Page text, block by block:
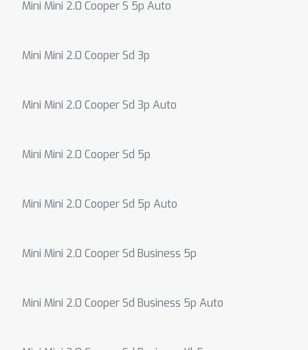
Mini Mini 2.0 Cooper S 5p Auto
Mini Mini 2.0 Cooper Sd 3p
Mini Mini 2.0 Cooper Sd 3p Auto
Mini Mini 2.0 Cooper Sd 5p
Mini Mini 2.0 Cooper Sd 5p Auto
Mini Mini 2.0 Cooper Sd Business 5p
Mini Mini 2.0 Cooper Sd Business 5p Auto